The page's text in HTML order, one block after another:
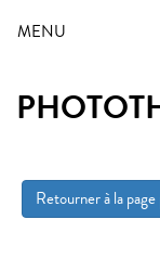
MENU
Retourner à la